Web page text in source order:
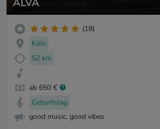
(18)
Köln
52 km
ab 650 €
Geburtstag
good music, good vibes